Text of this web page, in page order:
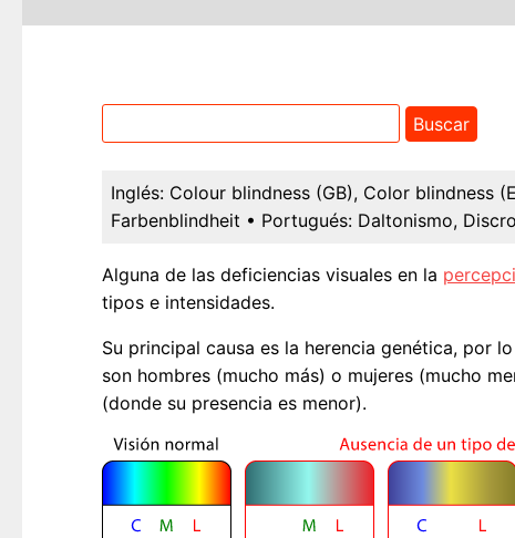
Inglés: Colour blindness (GB), Color blindness
Farbenblindheit • Portugués: Daltonismo,
Alguna de las deficiencias visuales en la
tipos e intensidades.
Su principal causa es la herencia genética, por
son hombres (mucho más) o mujeres (mucho
(donde su presencia es menor).